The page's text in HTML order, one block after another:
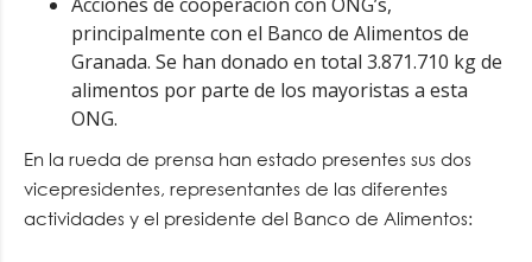
principalmente con el Banco de Alimentos de
Granada. Se han donado en total 3.871.710 kg de
alimentos por parte de los mayoristas a esta
ONG.
En la rueda de prensa han estado presentes sus dos
vicepresidentes, representantes de las diferentes
actividades y el presidente del Banco de Alimentos: